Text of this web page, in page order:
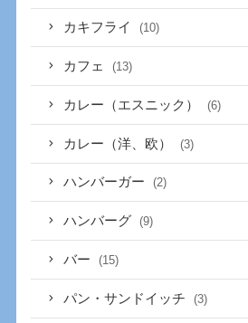
カキフライ (10)
カフェ (13)
カレー（エスニック） (6)
カレー（洋、欧） (3)
ハンバーガー (2)
ハンバーグ (9)
バー (15)
パン・サンドイッチ (3)